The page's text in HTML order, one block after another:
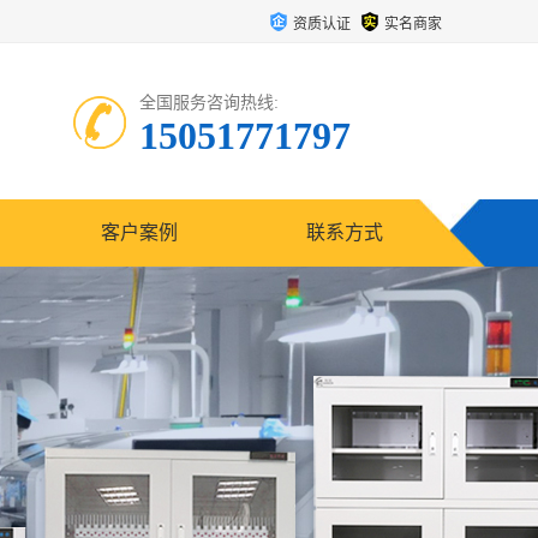
资质认证 实名商家
全国服务咨询热线:
15051771797
客户案例 联系方式